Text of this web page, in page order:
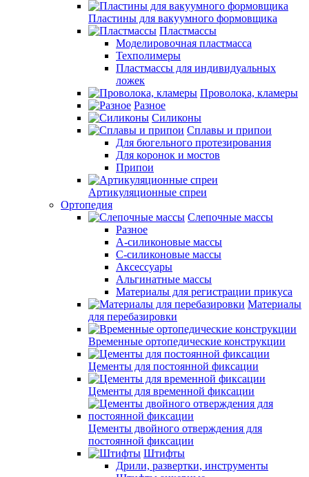
Пластины для вакуумного формовщика
Пластмассы
Моделировочная пластмасса
Техполимеры
Пластмассы для индивидуальных
ложек
Проволока, кламеры
Разное
Силиконы
Сплавы и припои
Для бюгельного протезирования
Для коронок и мостов
Припои
Артикуляционные спреи
Ортопедия
Слепочные массы
Разное
А-силиконовые массы
С-силиконовые массы
Аксессуары
Альгинатные массы
Материалы для регистрации прикуса
Материалы
для перебазировки
Временные ортопедические конструкции
Цементы для постоянной фиксации
Цементы для временной фиксации
Цементы двойного отверждения для
постоянной фиксации
Штифты
Дрили, развертки, инструменты